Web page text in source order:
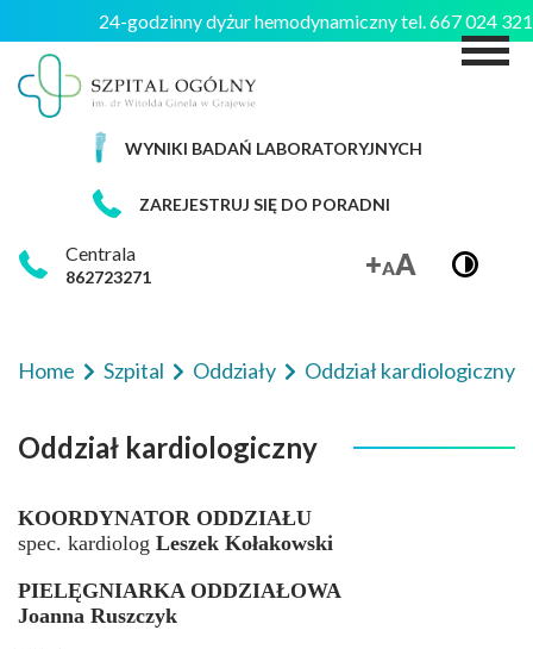
24-godzinny dyżur hemodynamiczny tel. 667 024
WYNIKI BADAŃ LABORATORYJNYCH
ZAREJESTRUJ SIĘ DO PORADNI
Centrala
862723271
Home Szpital Oddziały Oddział kardiologiczny
Oddział kardiologiczny
KOORDYNATOR ODDZIAŁU
spec. kardiolog Leszek Kołakowski
PIELĘGNIARKA ODDZIAŁOWA
Joanna Ruszczyk